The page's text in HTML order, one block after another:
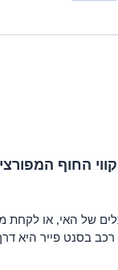
החוף
של האי, או לקחת
בסנט פייר היא